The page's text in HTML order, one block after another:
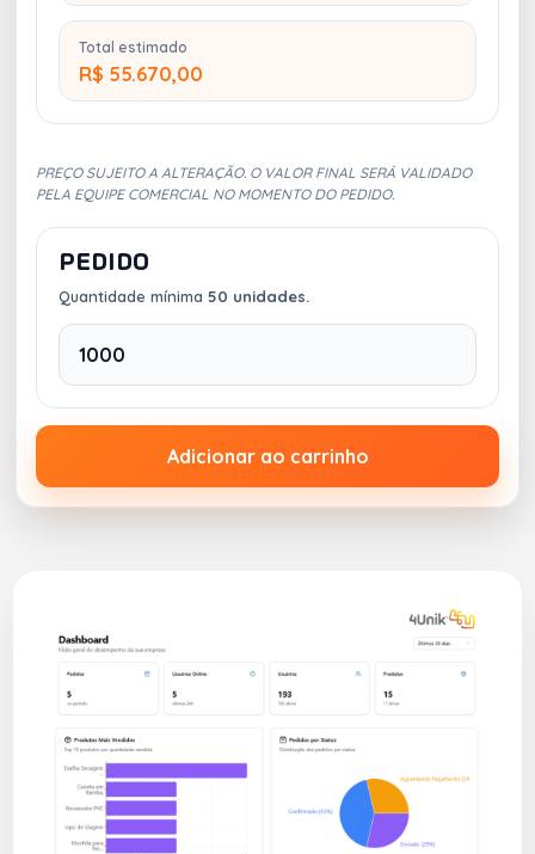
Total estimado
R$ 55.670,00
PREÇO SUJEITO A ALTERAÇÃO. O VALOR FINAL SERÁ VALIDADO
PELA EQUIPE COMERCIAL NO MOMENTO DO PEDIDO.
PEDIDO
Quantidade mínima 50 unidades.
Adicionar ao carrinho